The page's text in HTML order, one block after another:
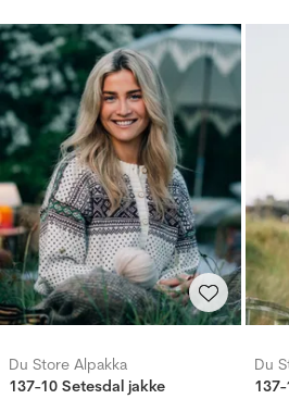
Du Store Alpakka
137-10 Setesdal jakke
Du